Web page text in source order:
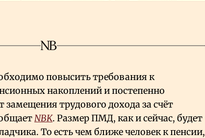
повысить требования к
накоплений и постепенно
трудового дохода за счёт
NBK. Размер ПМД, как и сейчас, будет
То есть чем ближе человек к пенсии,